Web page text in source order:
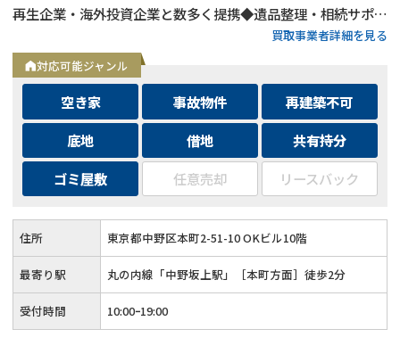
再生企業・海外投資企業と数多く提携◆遺品整理・相続サポー
トも可能◆メールとLINEは24時間相談受付中買取事業者詳細を見る
対応可能ジャンル
空き家 事故物件
再建築不可
底地
借地
共有持分
ゴミ屋敷
任意売却 リースバック
住所 東京都中野区本町2-51-10 OKビル10階
最寄り駅 丸の内線「中野坂上駅」［本町方面］徒歩2分
受付時間 10:00ｰ19:00